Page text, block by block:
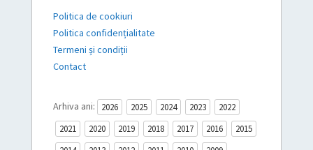
Politica de cookiuri
Politica confidențialitate
Termeni și condiții
Contact
Arhiva ani: 2026 2025 2024 2023
2022
2021
2020 2019 2018 2017 2016
2015